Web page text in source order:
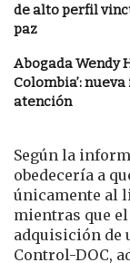
de alto perfil
paz
Abogada Wendy
Colombia’:
atención
Según la
obedecería a
únicamente al
mientras que
adquisición de
Control-DOC,